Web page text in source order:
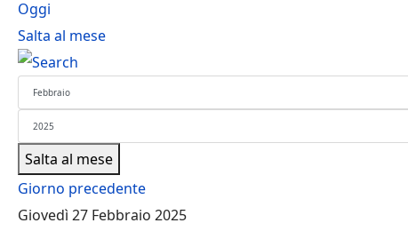
Oggi
Salta al mese
Salta al mese
Giorno precedente
Giovedì 27 Febbraio 2025